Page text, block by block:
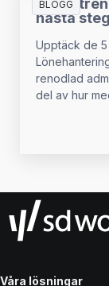
BLOGG
5
nästa steg
Upptäck de
renodlad
del av hur
Våra lösningar